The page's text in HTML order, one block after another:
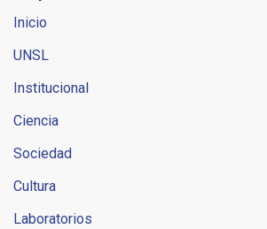
Inicio
UNSL
Institucional
Ciencia
Sociedad
Cultura
Laboratorios